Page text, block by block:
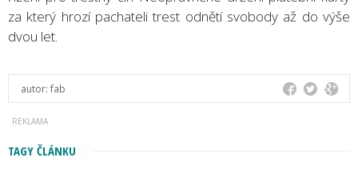
za který hrozí pachateli trest odnětí svobody až do výše
dvou let.
autor: fab
TAGY ČLÁNKU